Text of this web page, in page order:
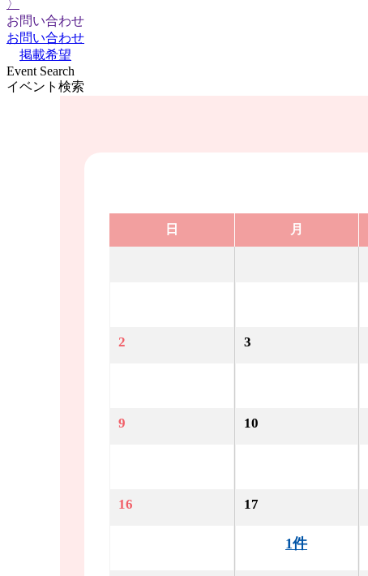
〉
お問い合わせ
お問い合わせ
掲載希望
Event Search
イベント検索
日 月
2 3
9 10
16 17
1件